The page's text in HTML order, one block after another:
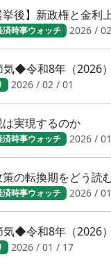
挙後】新政権と金利
済時事ウォッチ 2026 /
◆令和8年（2026
2026 / 02 / 01
実現するのか
済時事ウォッチ 2026 /
の転換期をどう読
済時事ウォッチ 2026 /
◆令和8年（2026
2026 / 01 / 17